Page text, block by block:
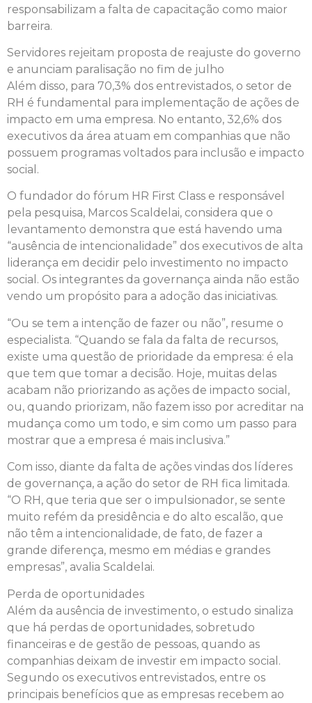
responsabilizam a falta de capacitação como maior
barreira.
Servidores rejeitam proposta de reajuste do governo
e anunciam paralisação no fim de julho
Além disso, para 70,3% dos entrevistados, o setor de
RH é fundamental para implementação de ações de
impacto em uma empresa. No entanto, 32,6% dos
executivos da área atuam em companhias que não
possuem programas voltados para inclusão e impacto
social.
O fundador do fórum HR First Class e responsável
pela pesquisa, Marcos Scaldelai, considera que o
levantamento demonstra que está havendo uma
“ausência de intencionalidade” dos executivos de alta
liderança em decidir pelo investimento no impacto
social. Os integrantes da governança ainda não estão
vendo um propósito para a adoção das iniciativas.
“Ou se tem a intenção de fazer ou não”, resume o
especialista. “Quando se fala da falta de recursos,
existe uma questão de prioridade da empresa: é ela
que tem que tomar a decisão. Hoje, muitas delas
acabam não priorizando as ações de impacto social,
ou, quando priorizam, não fazem isso por acreditar na
mudança como um todo, e sim como um passo para
mostrar que a empresa é mais inclusiva.”
Com isso, diante da falta de ações vindas dos líderes
de governança, a ação do setor de RH fica limitada.
“O RH, que teria que ser o impulsionador, se sente
muito refém da presidência e do alto escalão, que
não têm a intencionalidade, de fato, de fazer a
grande diferença, mesmo em médias e grandes
empresas”, avalia Scaldelai.
Perda de oportunidades
Além da ausência de investimento, o estudo sinaliza
que há perdas de oportunidades, sobretudo
financeiras e de gestão de pessoas, quando as
companhias deixam de investir em impacto social.
Segundo os executivos entrevistados, entre os
principais benefícios que as empresas recebem ao